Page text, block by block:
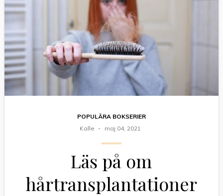
POPULÄRA BOKSERIER
Kalle
maj 04, 2021
Läs på om
hårtransplantationer